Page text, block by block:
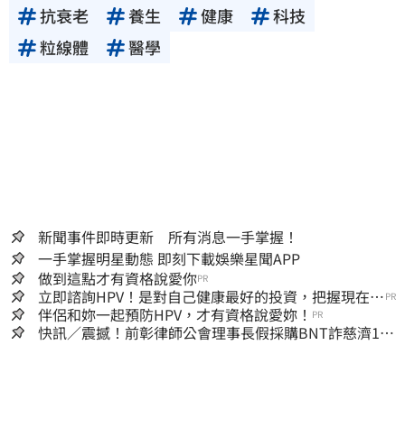
抗衰老 養生 健康
科技
粒線體
醫學
新聞事件即時更新 所有消息一手掌握！
一手掌握明星動態 即刻下載娛樂星聞APP
做到這點才有資格說愛你PR
立即諮詢HPV！是對自己健康最好的投資，把握現在不
嫌晚！
PR
伴侶和妳一起預防HPV，才有資格說愛妳！ PR
快訊／震撼！前彰律師公會理事長假採購BNT詐慈濟10